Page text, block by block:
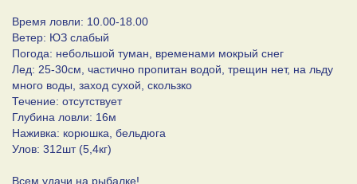
Время ловли: 10.00-18.00
Ветер: ЮЗ слабый
Погода: небольшой туман, временами мокрый снег
Лед: 25-30см, частично пропитан водой, трещин нет, на льду
много воды, заход сухой, скользко
Течение: отсутствует
Глубина ловли: 16м
Наживка: корюшка, бельдюга
Улов: 312шт (5,4кг)
Всем удачи на рыбалке!